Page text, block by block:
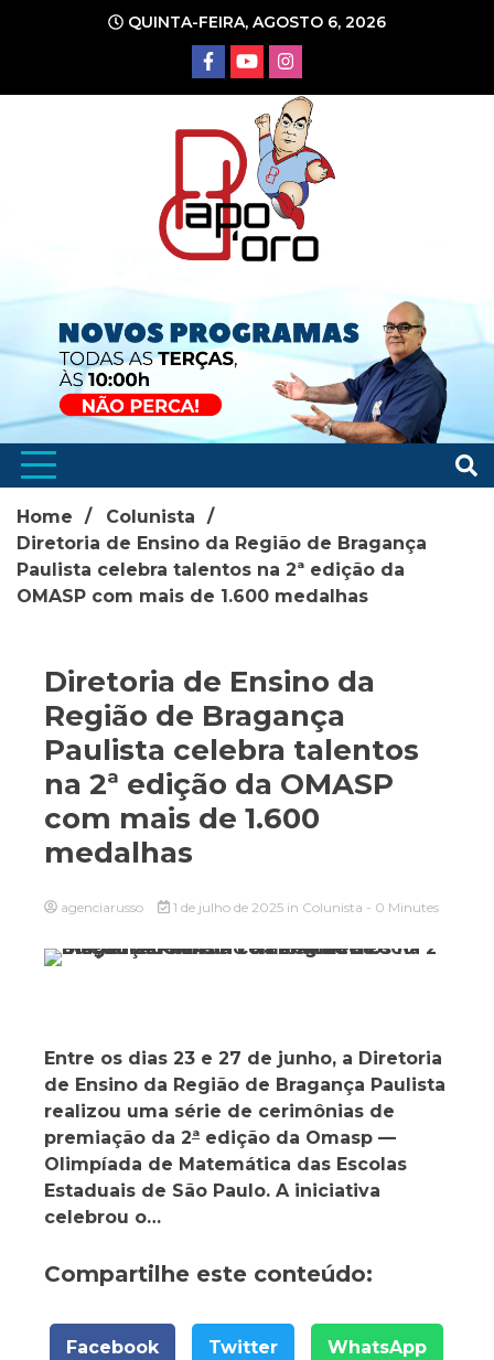
conteúdo
QUINTA-FEIRA, AGOSTO 6, 2026
Home
Colunista
Diretoria de Ensino da Região de Bragança
Paulista celebra talentos na 2ª edição da
OMASP com mais de 1.600 medalhas
Diretoria de Ensino da
Região de Bragança
Paulista celebra talentos
na 2ª edição da OMASP
com mais de 1.600
medalhas
agenciarusso 1 de julho de 2025 in Colunista - 0 Minutes
Entre os dias 23 e 27 de junho, a Diretoria
de Ensino da Região de Bragança Paulista
realizou uma série de cerimônias de
premiação da 2ª edição da Omasp —
Olimpíada de Matemática das Escolas
Estaduais de São Paulo. A iniciativa
celebrou o…
Compartilhe este conteúdo:
Facebook Twitter WhatsApp